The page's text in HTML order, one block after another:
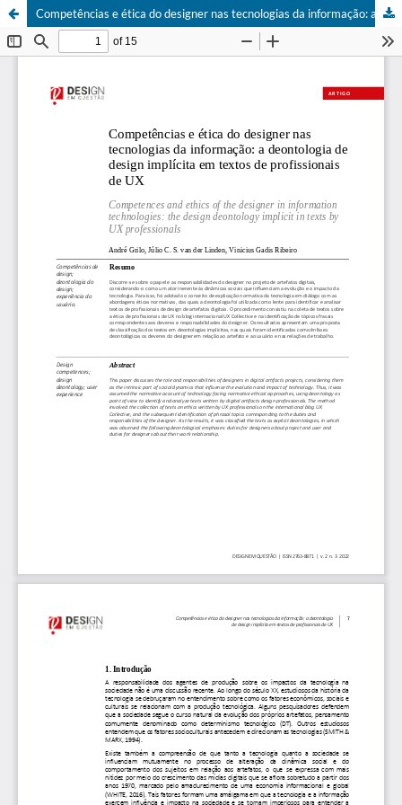
Competências e ética do designer nas tecnologias da informação: a deontologia de design implícita em textos de profissionais de UX